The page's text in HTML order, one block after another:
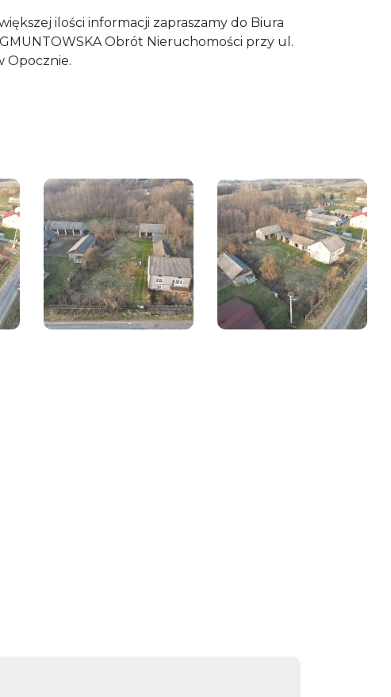
ilości informacji zapraszamy do Biura
Obrót Nieruchomości przy ul.
Opocznie.